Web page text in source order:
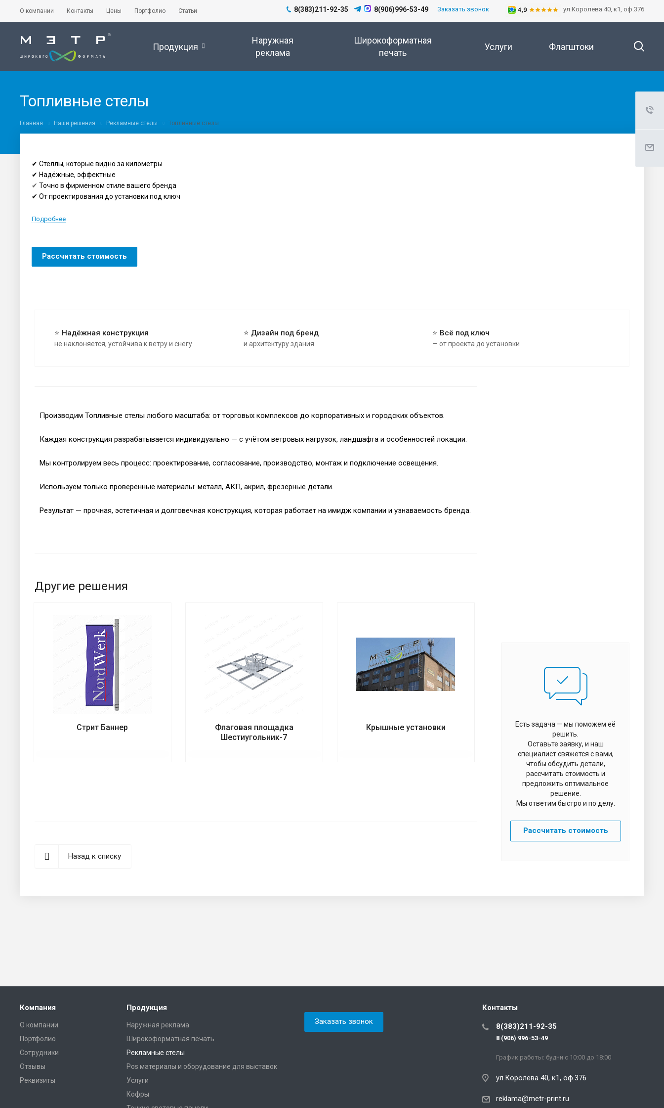
О компании Контакты Цены Портфолио Статьи ул.Королева 40, к1, оф.376
8(383)211-92-35 8(906)996-53-49 Заказать звонок
Продукция
Наружная
реклама
Широкоформатная
печать
Услуги Флагштоки
Топливные стелы
Главная Наши решения Рекламные стелы Топливные стелы
✔ Стеллы, которые видно за километры
✔ Надёжные, эффектные
✔ Точно в фирменном стиле вашего бренда
✔ От проектирования до установки под ключ
Подробнее
Рассчитать стоимость
⭐ Надёжная конструкция
не наклоняется, устойчива к ветру и снегу
⭐ Дизайн под бренд
и архитектуру здания
⭐ Всё под ключ
— от проекта до установки
Производим Топливные стелы любого масштаба: от торговых комплексов до корпоративных и городских объектов.
Каждая конструкция разрабатывается индивидуально — с учётом ветровых нагрузок, ландшафта и особенностей локации.
Мы контролируем весь процесс: проектирование, согласование, производство, монтаж и подключение освещения.
Используем только проверенные материалы: металл, АКП, акрил, фрезерные детали.
Результат — прочная, эстетичная и долговечная конструкция, которая работает на имидж компании и узнаваемость бренда.
Другие решения
Стрит Баннер
Флаговая площадка
Шестиугольник-7
Крышные установки
Есть задача — мы поможем её
решить.
Оставьте заявку, и наш
специалист свяжется с вами,
чтобы обсудить детали,
рассчитать стоимость и
предложить оптимальное
решение.
Мы ответим быстро и по делу.
Рассчитать стоимость
Назад к списку
Компания
О компании
Портфолио
Сотрудники
Отзывы
Реквизиты
Продукция
Наружная реклама
Широкоформатная печать
Рекламные стелы
Pos материалы и оборудование для выставок
Услуги
Кофры
Заказать звонок
Контакты
8(383)211-92-35
8 (906) 996-53-49
График работы: будни с 10:00 до 18:00
ул.Королева 40, к1, оф.376
reklama@metr-print.ru